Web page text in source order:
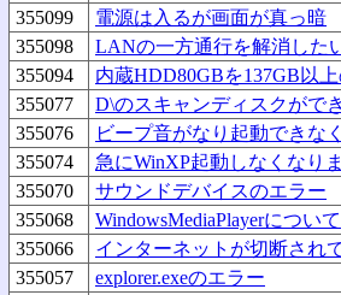
355099
電源は入るが画面が真っ暗
355098
LANの一方通行を解消した
355094
内蔵HDD80GBを137GB以
355077
D\のスキャンディスクがで
355076
ビープ音がなり起動できな
355074
急にWinXP起動しなくなり
355070
サウンドデバイスのエラー
355068
WindowsMediaPlayerについて
355066
インターネットが切断され
355057
explorer.exeのエラー